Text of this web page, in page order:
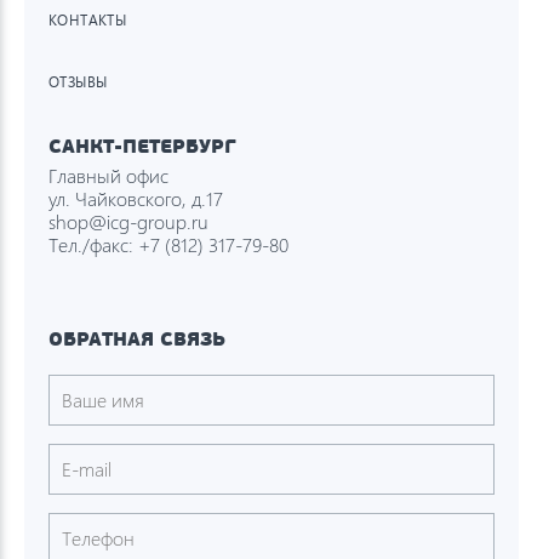
КОНТАКТЫ
ОТЗЫВЫ
САНКТ-ПЕТЕРБУРГ
Главный офис
ул. Чайковского, д.17
shop@icg-group.ru
Тел./факс: +7 (812) 317-79-80
ОБРАТНАЯ СВЯЗЬ